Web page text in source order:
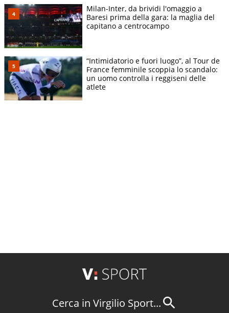
Milan-Inter, da brividi l'omaggio a
Baresi prima della gara: la maglia del
capitano a centrocampo
“Intimidatorio e fuori luogo”, al Tour de
France femminile scoppia lo scandalo:
un uomo controlla i reggiseni delle
atlete
Cerca in Virgilio Sport...